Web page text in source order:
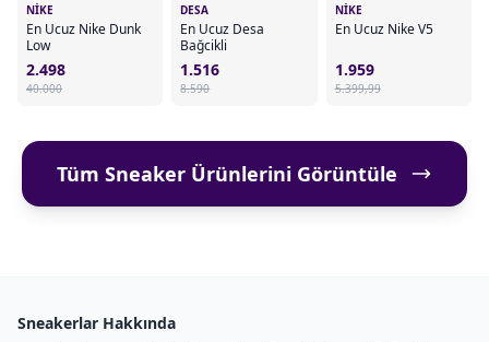
NIKE
En Ucuz Nike Dunk
Low
2.498
40.000
DESA
En Ucuz Desa
Bağcikli
1.516
8.590
NIKE
En Ucuz Nike V5
1.959
5.399,99
Tüm Sneaker Ürünlerini Görüntüle
Sneakerlar Hakkında